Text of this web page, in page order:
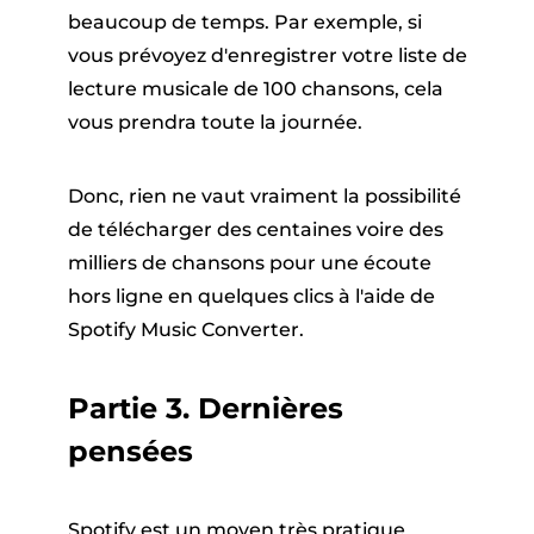
beaucoup de temps. Par exemple, si
vous prévoyez d'enregistrer votre liste de
lecture musicale de 100 chansons, cela
vous prendra toute la journée.
Donc, rien ne vaut vraiment la possibilité
de télécharger des centaines voire des
milliers de chansons pour une écoute
hors ligne en quelques clics à l'aide de
Spotify Music Converter.
Partie 3. Dernières
pensées